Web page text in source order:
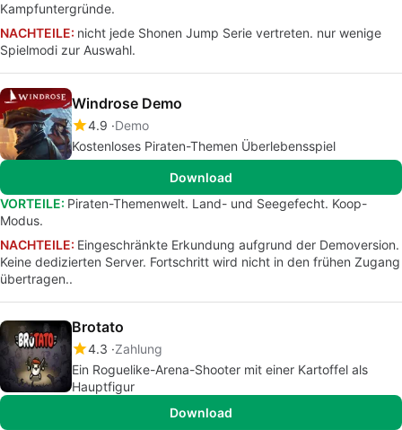
Kampfuntergründe.
NACHTEILE: nicht jede Shonen Jump Serie vertreten. nur wenige
Spielmodi zur Auswahl.
Windrose Demo
4.9 Demo
Kostenloses Piraten-Themen Überlebensspiel
Download
VORTEILE: Piraten-Themenwelt. Land- und Seegefecht. Koop-
Modus.
NACHTEILE: Eingeschränkte Erkundung aufgrund der Demoversion.
Keine dedizierten Server. Fortschritt wird nicht in den frühen Zugang
übertragen..
Brotato
4.3 Zahlung
Ein Roguelike-Arena-Shooter mit einer Kartoffel als
Hauptfigur
Download